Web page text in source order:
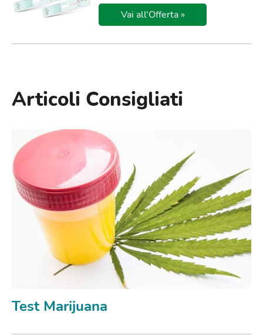
Vai all'Offerta »
Articoli Consigliati
Test Marijuana